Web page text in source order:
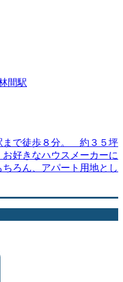
間駅
まで徒歩８分。 約３５坪
好きなハウスメーカーに
ろん、アパート用地とし